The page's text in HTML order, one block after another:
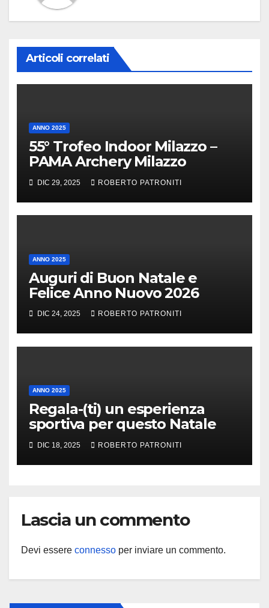
Articoli correlati
ANNO 2025
55° Trofeo Indoor Milazzo –
PAMA Archery Milazzo
DIC 29, 2025 ROBERTO PATRONITI
ANNO 2025
Auguri di Buon Natale e
Felice Anno Nuovo 2026
DIC 24, 2025 ROBERTO PATRONITI
ANNO 2025
Regala-(ti) un esperienza
sportiva per questo Natale
DIC 18, 2025 ROBERTO PATRONITI
Lascia un commento
Devi essere connesso per inviare un commento.